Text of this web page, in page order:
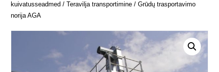
kuivatusseadmed /Teravilja transportimine / Grūdų trasportavimo
norija AGA